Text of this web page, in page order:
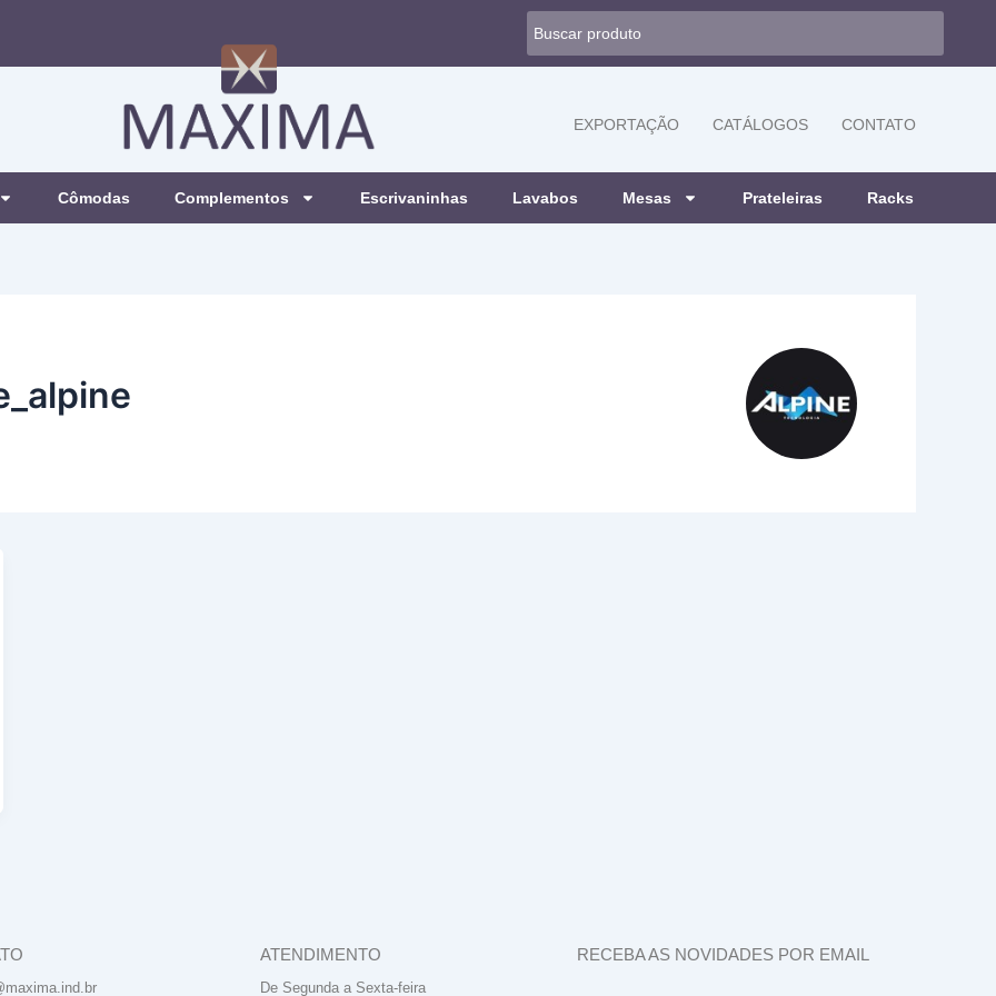
EXPORTAÇÃO CATÁLOGOS CONTATO
Cômodas Complementos Escrivaninhas Lavabos Mesas Prateleiras Racks
ATENDIMENTO
De Segunda a Sexta-feira
RECEBA AS NOVIDADES POR EMAIL